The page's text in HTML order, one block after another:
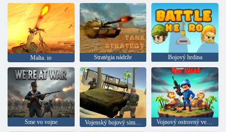
Malta. io Stratégia nádrže Bojový hrdina
Sme vo vojne Vojenský bojový simulátor Vojnový ostrovný veliteľ